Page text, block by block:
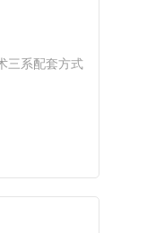
三系配套方式